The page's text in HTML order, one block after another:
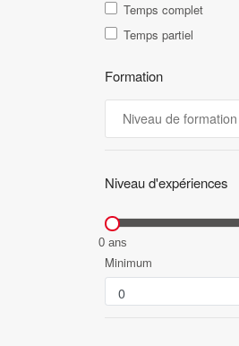
Temps complet
Temps partiel
Formation
Niveau d'expériences
0 ans
Minimum